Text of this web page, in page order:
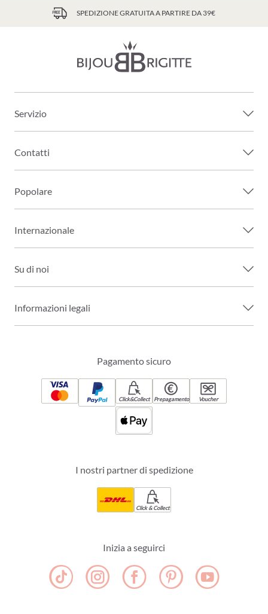
SPEDIZIONE GRATUITA A PARTIRE DA 39€
Servizio
Contatti
Popolare
Internazionale
Su di noi
Informazioni legali
Pagamento sicuro
Click&Collect Prepagamento Voucher
I nostri partner di spedizione
Click & Collect
Inizia a seguirci